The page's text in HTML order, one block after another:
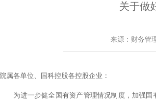
关于做
来源：财务管
院属各单位、国科控股各控股企业：
为进一步健全国有资产管理情况制度，加强